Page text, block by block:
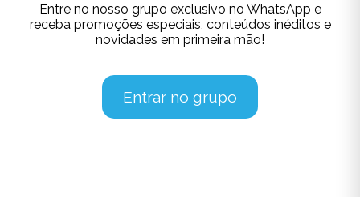
Entre no nosso grupo exclusivo no WhatsApp e
receba promoções especiais, conteúdos inéditos e
novidades em primeira mão!
Entrar no grupo